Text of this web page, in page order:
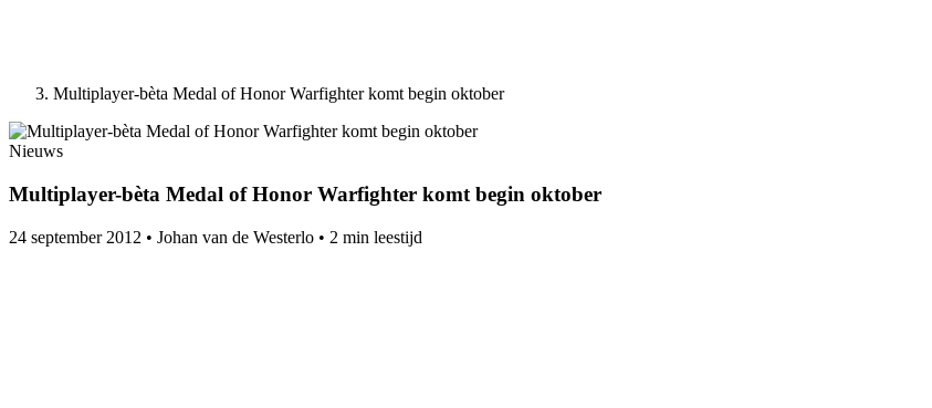
Multiplayer-bèta Medal of Honor Warfighter komt begin oktober
Nieuws
Multiplayer-bèta Medal of Honor Warfighter komt begin oktober
24 september 2012 • Johan van de Westerlo • 2 min leestijd